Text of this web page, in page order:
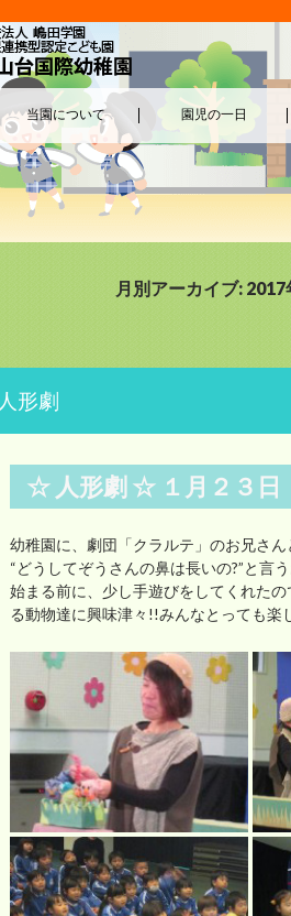
当園について 園児の一日
月別アーカイブ: 2017
人形劇
☆ 人形劇 ☆ １月２３日
幼稚園に、劇団「クラルテ」のお兄さ
“どうしてぞうさんの鼻は長いの?”と言
始まる前に、少し手遊びをしてくれた
る動物達に興味津々!!みんなとっても